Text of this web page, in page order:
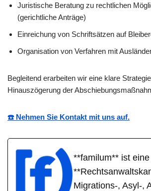
Juristische Beratung zu rechtlichen
(gerichtliche Anträge)
Einreichung von Schriftsätzen auf
Organisation von Verfahren mit
Begleitend erarbeiten wir eine klare
Hinauszögerung der
☎️ Nehmen Sie Kontakt mit uns auf.
**familum** ist
Migrations-, Asyl-,